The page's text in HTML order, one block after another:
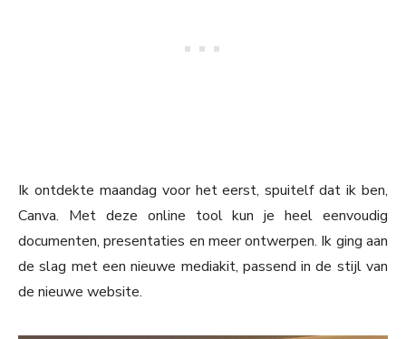
Ik ontdekte maandag voor het eerst, spuitelf dat ik ben,
Canva. Met deze online tool kun je heel eenvoudig
documenten, presentaties en meer ontwerpen. Ik ging aan
de slag met een nieuwe mediakit, passend in de stijl van
de nieuwe website.